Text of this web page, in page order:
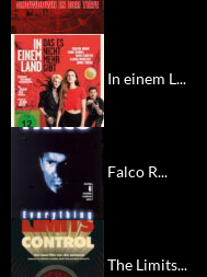
In einem L...
Falco R...
The Limits...